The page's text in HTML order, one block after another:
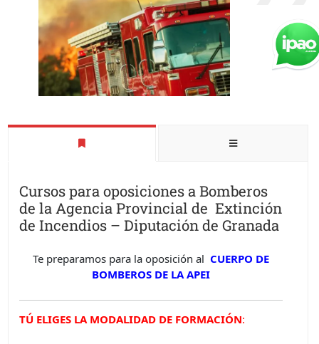
Cursos para oposiciones a Bomberos
de la Agencia Provincial de Extinción
de Incendios – Diputación de Granada
Te preparamos para la oposición al CUERPO DE
BOMBEROS DE LA APEI
TÚ ELIGES LA MODALIDAD DE FORMACIÓN: